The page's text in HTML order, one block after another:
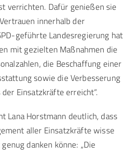
verrichten. Dafür genießen sie
innerhalb der
geführte Landesregierung hat
mit gezielten Maßnahmen die
die Beschaffung einer
sowie die Verbesserung
Einsatzkräfte erreicht“.
Lana Horstmann deutlich, dass
aller Einsatzkräfte wisse
danken könne: „Die